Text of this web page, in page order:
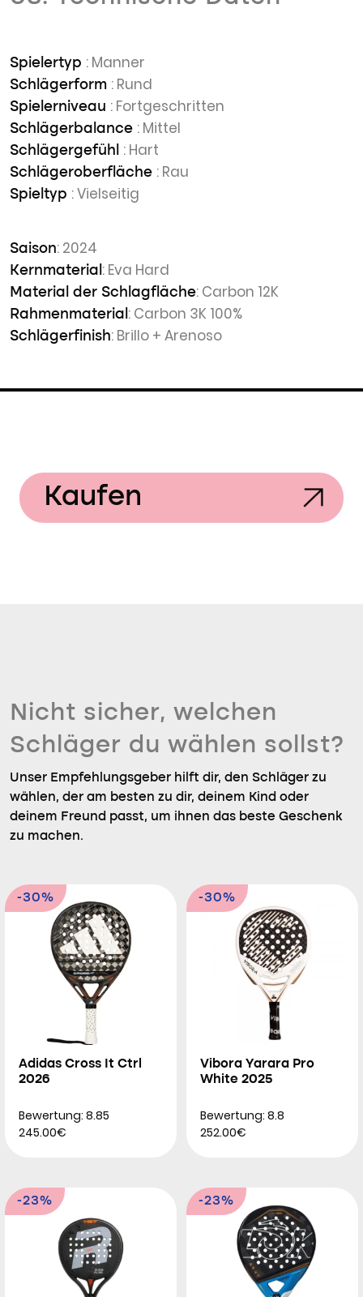
Spielertyp : Manner
Schlägerform : Rund
Spielerniveau : Fortgeschritten
Schlägerbalance : Mittel
Schlägergefühl : Hart
Schlägeroberfläche : Rau
Spieltyp : Vielseitig
Saison: 2024
Kernmaterial : Eva Hard
Material der Schlagfläche: Carbon 12K
Rahmenmaterial : Carbon 3K 100%
Schlägerfinish: Brillo + Arenoso
Kaufen
Nicht sicher, welchen
Schläger du wählen sollst?
Unser Empfehlungsgeber hilft dir, den Schläger zu
wählen, der am besten zu dir, deinem Kind oder
deinem Freund passt, um ihnen das beste Geschenk
zu machen.
-30%
Adidas Cross It Ctrl
2026
Bewertung: 8.85
245.00€
-30%
Vibora Yarara Pro
White 2025
Bewertung: 8.8
252.00€
-23% -23%